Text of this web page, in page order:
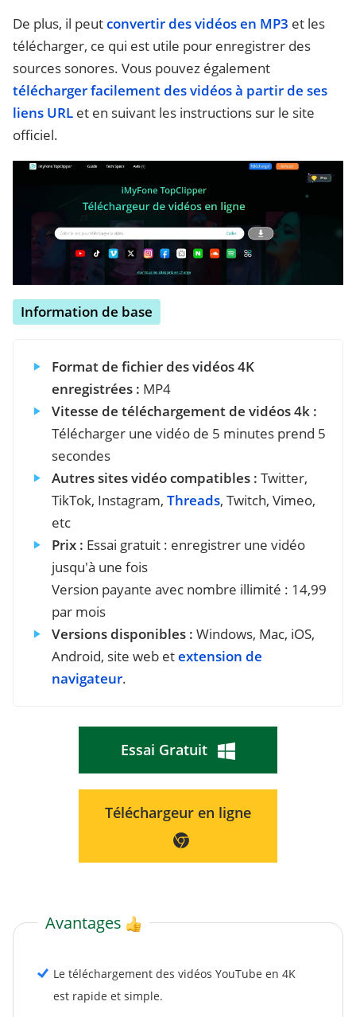
De plus, il peutconvertir des vidéos en MP3 et les
télécharger, ce qui est utile pour enregistrer des
sources sonores. Vous pouvez également
télécharger facilement des vidéos à partir de ses
liens URL et en suivant les instructions sur le site
officiel.
Information de base
Format de fichier des vidéos 4K
enregistrées : MP4
Vitesse de téléchargement de vidéos 4k :
Télécharger une vidéo de 5 minutes prend 5
secondes
Autres sites vidéo compatibles : Twitter,
TikTok, Instagram, Threads, Twitch, Vimeo,
etc
Prix : Essai gratuit : enregistrer une vidéo
jusqu'à une fois
Version payante avec nombre illimité : 14,99
par mois
Versions disponibles : Windows, Mac, iOS,
Android, site web etextension de
navigateur.
Essai Gratuit
Téléchargeur en ligne
Avantages
Le téléchargement des vidéos YouTube en 4K
est rapide et simple.